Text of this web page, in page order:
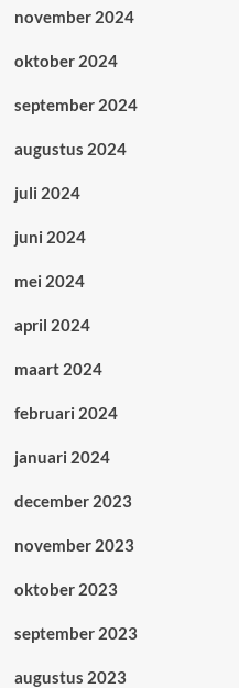
november 2024
oktober 2024
september 2024
augustus 2024
juli 2024
juni 2024
mei 2024
april 2024
maart 2024
februari 2024
januari 2024
december 2023
november 2023
oktober 2023
september 2023
augustus 2023